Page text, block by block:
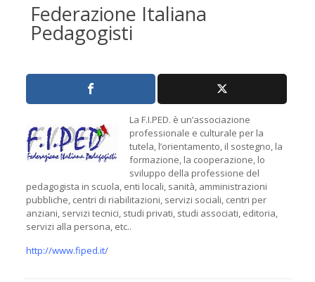
Federazione Italiana
Pedagogisti
La F.I.PED. è un’associazione
professionale e culturale per la
tutela, l’orientamento, il sostegno, la
formazione, la cooperazione, lo
sviluppo della professione del
pedagogista in scuola, enti locali, sanità, amministrazioni
pubbliche, centri di riabilitazioni, servizi sociali, centri per
anziani, servizi tecnici, studi privati, studi associati, editoria,
servizi alla persona, etc..
http://www.fiped.it/